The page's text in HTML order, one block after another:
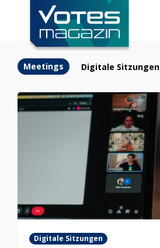
Meetings Digitale Sitzungen
Digitale Sitzungen